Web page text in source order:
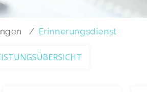
Erinnerungsdienst